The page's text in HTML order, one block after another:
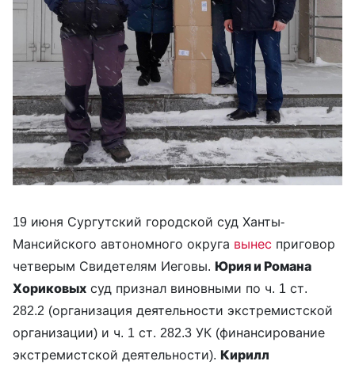
19 июня Сургутский городской суд Ханты-
Мансийского автономного округа вынес приговор
четверым Свидетелям Иеговы. Юрия и Романа
Хориковых суд признал виновными по ч. 1 ст.
282.2 (организация деятельности экстремистской
организации) и ч. 1 ст. 282.3 УК (финансирование
экстремистской деятельности). Кирилл